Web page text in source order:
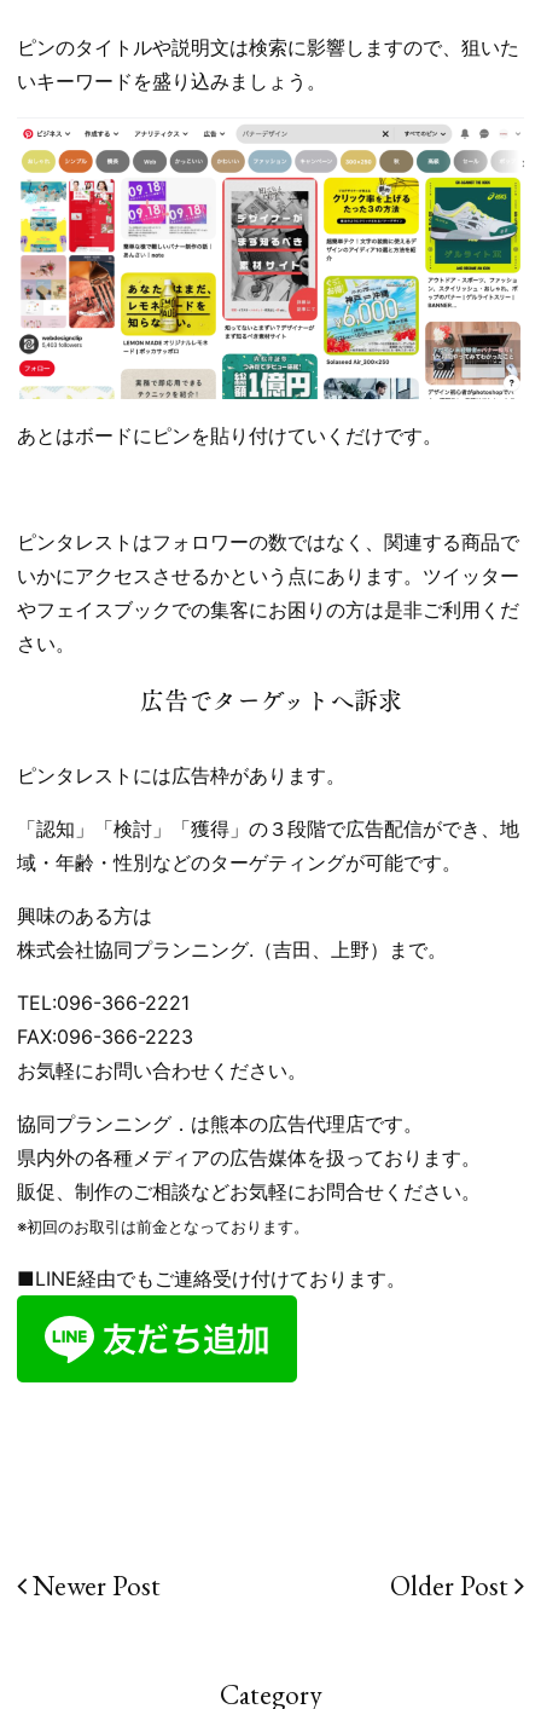
ピンのタイトルや説明文は検索に影響しますので、狙いた
いキーワードを盛り込みましょう。
あとはボードにピンを貼り付けていくだけです。
ピンタレストはフォロワーの数ではなく、関連する商品で
いかにアクセスさせるかという点にあります。ツイッター
やフェイスブックでの集客にお困りの方は是非ご利用くだ
さい。
広告でターゲットへ訴求
ピンタレストには広告枠があります。
「認知」「検討」「獲得」の３段階で広告配信ができ、地
域・年齢・性別などのターゲティングが可能です。
興味のある方は
株式会社協同プランニング.（吉田、上野）まで。
TEL:096-366-2221
FAX:096-366-2223
お気軽にお問い合わせください。
協同プランニング．は熊本の広告代理店です。
県内外の各種メディアの広告媒体を扱っております。
販促、制作のご相談などお気軽にお問合せください。
※初回のお取引は前金となっております。
■LINE経由でもご連絡受け付けております。
投
Older Post
Newer Post
Category